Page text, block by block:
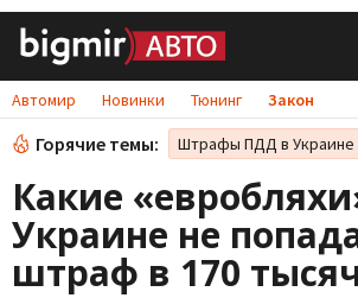
Автомир Новинки Тюнинг Закон
Горячие темы: Штрафы ПДД в Украине
Какие
Украине не
штраф в 170